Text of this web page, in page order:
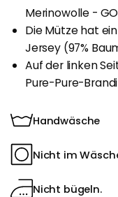
Merinowolle -
Die Mütze hat
Jersey (97%
Auf der linken
Pure-Pure-
Handwäsche
Nicht im
Nicht bügeln.